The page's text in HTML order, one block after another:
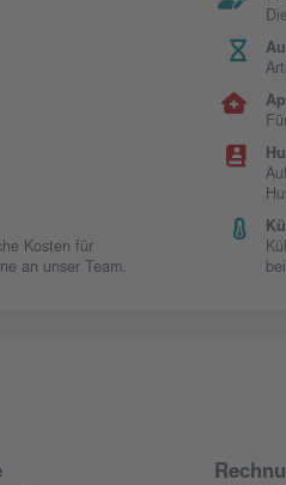
Kosten für
an unser Team.